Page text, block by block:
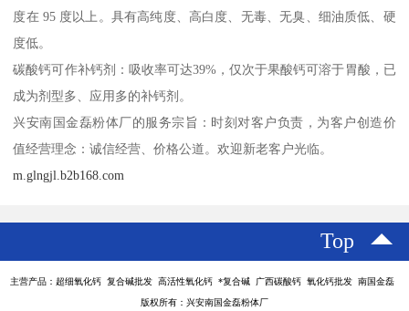
度在 95 度以上。具有高纯度、高白度、无毒、无臭、细油质低、硬
度低。
碳酸钙可作补钙剂：吸收率可达39%，仅次于果酸钙可溶于胃酸，已
成为剂型多、应用多的补钙剂。
兴安南国金磊粉体厂的服务宗旨：时刻对客户负责，为客户创造价
值经营理念：诚信经营、价格公道。欢迎新老客户光临。
m.glngjl.b2b168.com
Top
主营产品：超细氧化钙 复合碱批发 高活性氧化钙 *复合碱 广西碳酸钙 氧化钙批发 南国金磊
版权所有：兴安南国金磊粉体厂